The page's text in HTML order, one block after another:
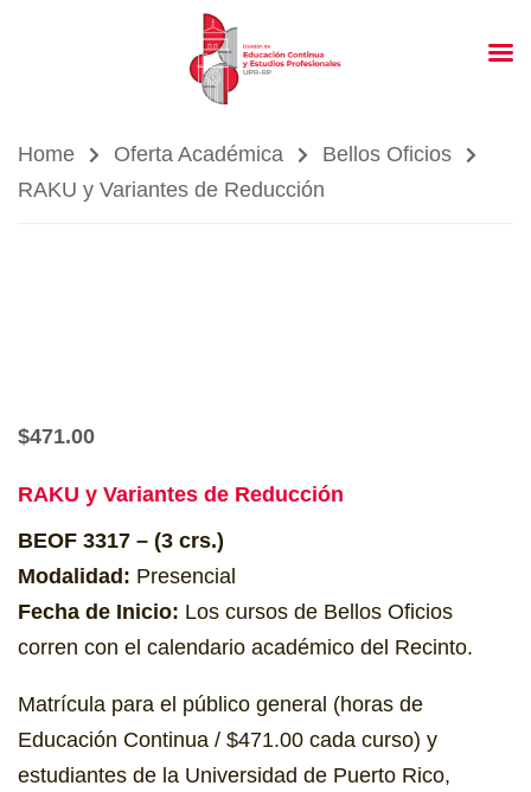
Home Oferta Académica
Bellos Oficios
RAKU y Variantes de Reducción
$471.00
RAKU y Variantes de Reducción
BEOF 3317 – (3 crs.)
Modalidad: Presencial
Fecha de Inicio: Los cursos de Bellos Oficios
corren con el calendario académico del Recinto.
Matrícula para el público general (horas de
Educación Continua / $471.00 cada curso) y
estudiantes de la Universidad de Puerto Rico,